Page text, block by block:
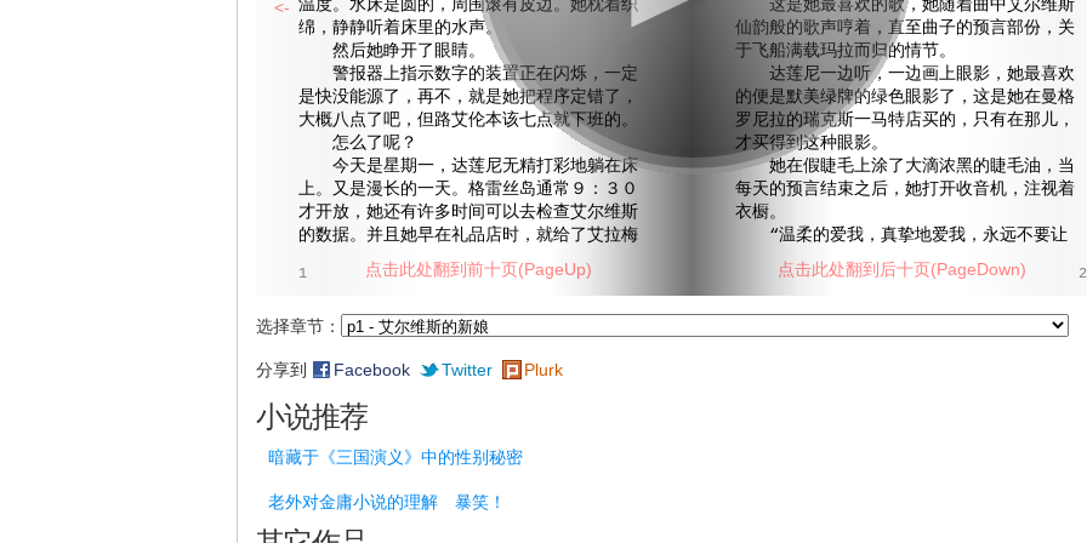
温度。水床是圆的，周围滚有皮边。她枕着织
绵，静静听着床里的水声。
然后她睁开了眼睛。
警报器上指示数字的装置正在闪烁，一定
是快没能源了，再不，就是她把程序定错了，
大概八点了吧，但路艾伦本该七点就下班的。
怎么了呢？
今天是星期一，达莲尼无精打彩地躺在床
上。又是漫长的一天。格雷丝岛通常９：３０
才开放，她还有许多时间可以去检查艾尔维斯
的数据。并且她早在礼品店时，就给了艾拉梅
这是她最喜欢的歌，她随着曲中艾尔维斯
仙韵般的歌声哼着，直至曲子的预言部份，关
于飞船满载玛拉而归的情节。
达莲尼一边听，一边画上眼影，她最喜欢
的便是默美绿牌的绿色眼影了，这是她在曼格
罗尼拉的瑞克斯一马特店买的，只有在那儿，
才买得到这种眼影。
她在假睫毛上涂了大滴浓黑的睫毛油，当
每天的预言结束之后，她打开收音机，注视着
衣橱。
“温柔的爱我，真挚地爱我，永远不要让
1 2
选择章节：
分享到 Facebook Twitter Plurk
点击此处翻到前十页(PageUp) 点击此处翻到后十页(PageDown)
<-
小说推荐
暗藏于《三国演义》中的性别秘密
老外对金庸小说的理解 暴笑！